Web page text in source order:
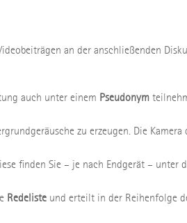
an der anschließenden
auch unter einem Pseudonym
zu erzeugen. Die Kamera
finden Sie – je nach Endgerät – unter
Redeliste und erteilt in der Reihenfolge